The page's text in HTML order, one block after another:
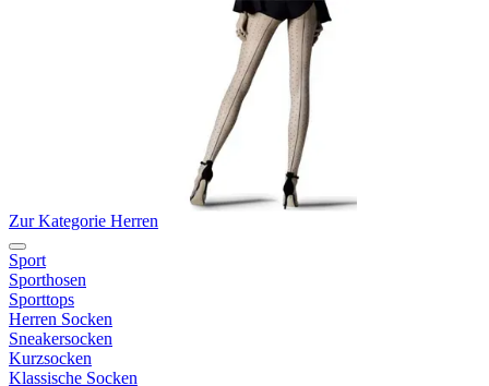
Zur Kategorie Herren
Sport
Sporthosen
Sporttops
Herren Socken
Sneakersocken
Kurzsocken
Klassische Socken